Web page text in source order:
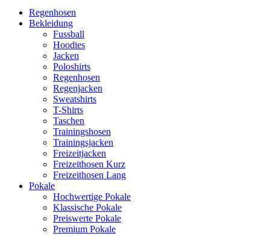
Regenhosen
Bekleidung
Fussball
Hoodies
Jacken
Poloshirts
Regenhosen
Regenjacken
Sweatshirts
T-Shirts
Taschen
Trainingshosen
Trainingsjacken
Freizeitjacken
Freizeithosen Kurz
Freizeithosen Lang
Pokale
Hochwertige Pokale
Klassische Pokale
Preiswerte Pokale
Premium Pokale